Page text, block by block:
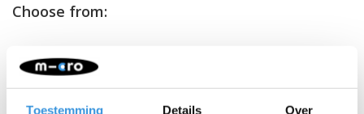
Toestemming Details Over
Choose from:
- +
Gratis verzending vanaf €60